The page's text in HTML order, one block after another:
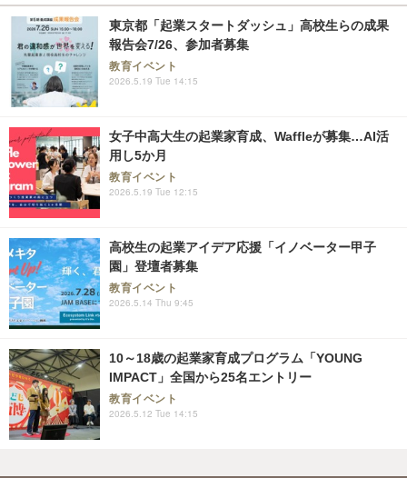
東京都「起業スタートダッシュ」高校生らの成果
報告会7/26、参加者募集
教育イベント
2026.5.19 Tue 14:15
女子中高大生の起業家育成、Waffleが募集…AI活
用し5か月
教育イベント
2026.5.19 Tue 12:15
高校生の起業アイデア応援「イノベーター甲子
園」登壇者募集
教育イベント
2026.5.14 Thu 9:45
10～18歳の起業家育成プログラム「YOUNG
IMPACT」全国から25名エントリー
教育イベント
2026.5.12 Tue 14:15